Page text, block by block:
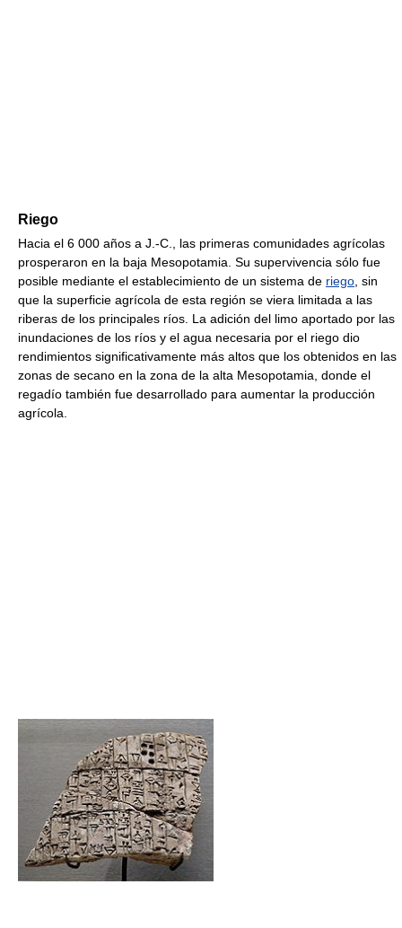
Riego
Hacia el 6 000 años a J.-C., las primeras comunidades agrícolas
prosperaron en la baja Mesopotamia. Su supervivencia sólo fue
posible mediante el establecimiento de un sistema de riego, sin
que la superficie agrícola de esta región se viera limitada a las
riberas de los principales ríos. La adición del limo aportado por las
inundaciones de los ríos y el agua necesaria por el riego dio
rendimientos significativamente más altos que los obtenidos en las
zonas de secano en la zona de la alta Mesopotamia, donde el
regadío también fue desarrollado para aumentar la producción
agrícola.